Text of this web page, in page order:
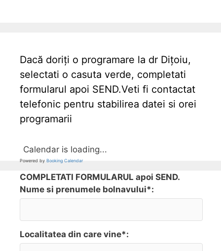
Dacă doriți o programare la dr Dițoiu,
selectati o casuta verde, completati
formularul apoi SEND.Veti fi contactat
telefonic pentru stabilirea datei si orei
programarii
Calendar is loading...
Powered by Booking Calendar
COMPLETATI FORMULARUL apoi SEND.
Nume si prenumele bolnavului*:
Localitatea din care vine*: